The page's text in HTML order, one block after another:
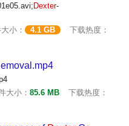
Dexter-
小： 4.1 GB
下载热度：
大小： 85.6 MB
下载热度：